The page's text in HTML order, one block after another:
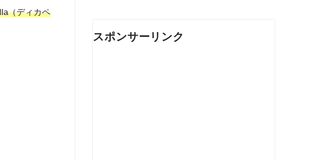
（ディカペ
スポンサーリンク